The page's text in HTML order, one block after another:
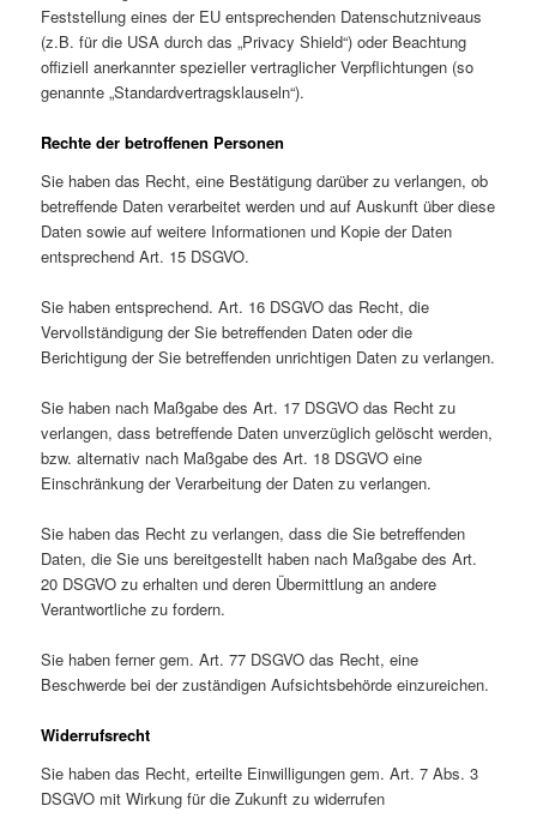
Feststellung eines der EU entsprechenden Datenschutzniveaus
(z.B. für die USA durch das „Privacy Shield“) oder Beachtung
offiziell anerkannter spezieller vertraglicher Verpflichtungen (so
genannte „Standardvertragsklauseln“).
Rechte der betroffenen Personen
Sie haben das Recht, eine Bestätigung darüber zu verlangen, ob
betreffende Daten verarbeitet werden und auf Auskunft über diese
Daten sowie auf weitere Informationen und Kopie der Daten
entsprechend Art. 15 DSGVO.
Sie haben entsprechend. Art. 16 DSGVO das Recht, die
Vervollständigung der Sie betreffenden Daten oder die
Berichtigung der Sie betreffenden unrichtigen Daten zu verlangen.
Sie haben nach Maßgabe des Art. 17 DSGVO das Recht zu
verlangen, dass betreffende Daten unverzüglich gelöscht werden,
bzw. alternativ nach Maßgabe des Art. 18 DSGVO eine
Einschränkung der Verarbeitung der Daten zu verlangen.
Sie haben das Recht zu verlangen, dass die Sie betreffenden
Daten, die Sie uns bereitgestellt haben nach Maßgabe des Art.
20 DSGVO zu erhalten und deren Übermittlung an andere
Verantwortliche zu fordern.
Sie haben ferner gem. Art. 77 DSGVO das Recht, eine
Beschwerde bei der zuständigen Aufsichtsbehörde einzureichen.
Widerrufsrecht
Sie haben das Recht, erteilte Einwilligungen gem. Art. 7 Abs. 3
DSGVO mit Wirkung für die Zukunft zu widerrufen